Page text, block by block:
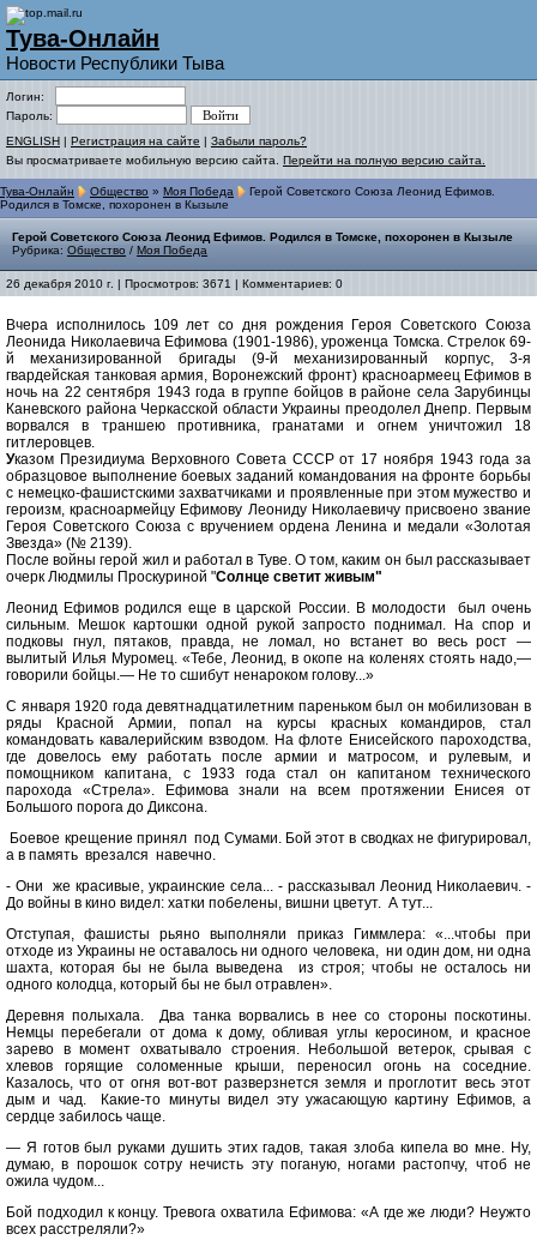
Тува-Онлайн
Новости Республики Тыва
Логин:
Пароль:
ENGLISH | Регистрация на сайте | Забыли пароль?
Вы просматриваете мобильную версию сайта. Перейти на полную версию сайта.
Тува-Онлайн Общество » Моя Победа
Герой Советского Союза Леонид Ефимов.
Родился в Томске, похоронен в Кызыле
Герой Советского Союза Леонид Ефимов. Родился в Томске, похоронен в Кызыле
Рубрика: Общество / Моя Победа
26 декабря 2010 г. | Просмотров: 3671 | Комментариев: 0
Вчера исполнилось 109 лет со дня рождения Героя Советского Союза
Леонида Николаевича Ефимова (1901-1986), уроженца Томска. Стрелок 69-
й механизированной бригады (9-й механизированный корпус, 3-я
гвардейская танковая армия, Воронежский фронт) красноармеец Ефимов в
ночь на 22 сентября 1943 года в группе бойцов в районе села Зарубинцы
Каневского района Черкасской области Украины преодолел Днепр. Первым
ворвался в траншею противника, гранатами и огнем уничтожил 18
гитлеровцев.
Указом Президиума Верховного Совета СССР от 17 ноября 1943 года за
образцовое выполнение боевых заданий командования на фронте борьбы
с немецко-фашистскими захватчиками и проявленные при этом мужество и
героизм, красноармейцу Ефимову Леониду Николаевичу присвоено звание
Героя Советского Союза с вручением ордена Ленина и медали «Золотая
Звезда» (№ 2139).
После войны герой жил и работал в Туве. О том, каким он был рассказывает
очерк Людмилы Проскуриной "Солнце светит живым"
Леонид Ефимов родился еще в царской России. В молодости был очень
сильным. Мешок картошки одной рукой запросто поднимал. На спор и
подковы гнул, пятаков, правда, не ломал, но встанет во весь рост —
вылитый Илья Муромец. «Тебе, Леонид, в окопе на коленях стоять надо,—
говорили бойцы.— Не то сшибут ненароком голову...»
С января 1920 года девятнадцатилетним пареньком был он мобилизован в
ряды Красной Армии, попал на курсы красных командиров, стал
командовать кавалерийским взводом. На флоте Енисейского пароходства,
где довелось ему работать после армии и матросом, и рулевым, и
помощником капитана, с 1933 года стал он капитаном технического
парохода «Стрела». Ефимова знали на всем протяжении Енисея от
Большого порога до Диксона.
Боевое крещение принял под Сумами. Бой этот в сводках не фигурировал,
а в память врезался навечно.
- Они же красивые, украинские села... - рассказывал Леонид Николаевич. -
До войны в кино видел: хатки побелены, вишни цветут. А тут...
Отступая, фашисты рьяно выполняли приказ Гиммлера: «...чтобы при
отходе из Украины не оставалось ни одного человека, ни один дом, ни одна
шахта, которая бы не была выведена из строя; чтобы не осталось ни
одного колодца, который бы не был отравлен».
Деревня полыхала. Два танка ворвались в нее со стороны поскотины.
Немцы перебегали от дома к дому, обливая углы керосином, и красное
зарево в момент охватывало строения. Небольшой ветерок, срывая с
хлевов горящие соломенные крыши, переносил огонь на соседние.
Казалось, что от огня вот-вот разверзнется земля и проглотит весь этот
дым и чад. Какие-то минуты видел эту ужасающую картину Ефимов, а
сердце забилось чаще.
— Я готов был руками душить этих гадов, такая злоба кипела во мне. Ну,
думаю, в порошок сотру нечисть эту поганую, ногами растопчу, чтоб не
ожила чудом...
Бой подходил к концу. Тревога охватила Ефимова: «А где же люди? Неужто
всех расстреляли?»